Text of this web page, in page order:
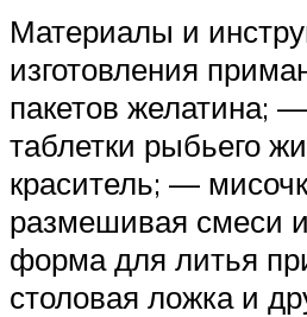
Материалы и
изготовления
пакетов желатина;
таблетки рыбьего
краситель; —
размешивая смеси
форма для литья
столовая ложка и